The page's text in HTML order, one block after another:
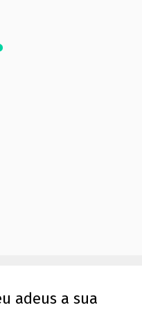
adeus a sua